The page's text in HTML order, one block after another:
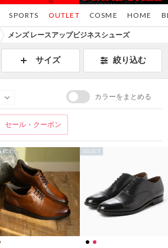
SPORTS COSME HOME
OUTLET
メンズ レースアップビジネスシューズ
サイズ 絞り込む
カラーをまとめる
セール・クーポン
SELECT